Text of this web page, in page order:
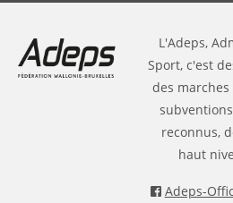
L'Adeps,
Sport, c'est
des
reconnus,
haut
Adeps-